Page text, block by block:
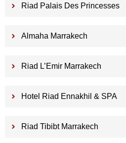
Riad Palais Des Princesses
Almaha Marrakech
Riad L’Emir Marrakech
Hotel Riad Ennakhil & SPA
Riad Tibibt Marrakech